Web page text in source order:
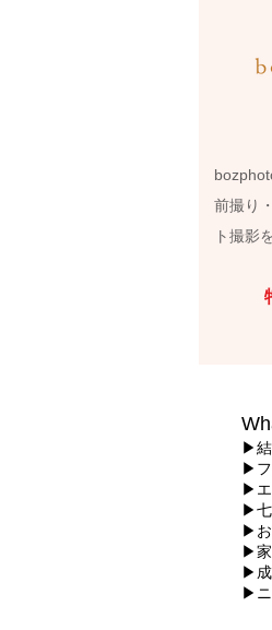
前撮り
ト撮影
▶結
▶フ
▶エ
▶七
▶
▶
▶成
▶ニ